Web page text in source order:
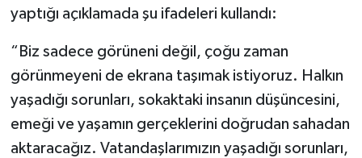
yaptığı açıklamada şu ifadeleri kullandı:
“Biz sadece görüneni değil, çoğu zaman
görünmeyeni de ekrana taşımak istiyoruz. Halkın
yaşadığı sorunları, sokaktaki insanın düşüncesini,
emeği ve yaşamın gerçeklerini doğrudan sahadan
aktaracağız. Vatandaşlarımızın yaşadığı sorunları,
Ulusal
Yaşam